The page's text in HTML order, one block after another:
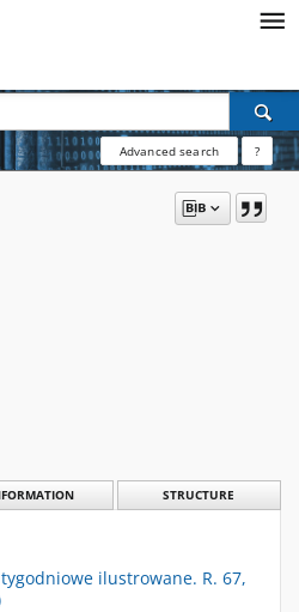
Advanced search ?
STRUCTURE
ilustrowane. R. 67,